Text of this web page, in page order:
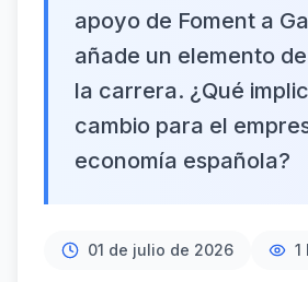
apoyo de Foment a
añade un elemento
la carrera. ¿Qué
cambio para el
economía española?
01 de julio de 2026 1